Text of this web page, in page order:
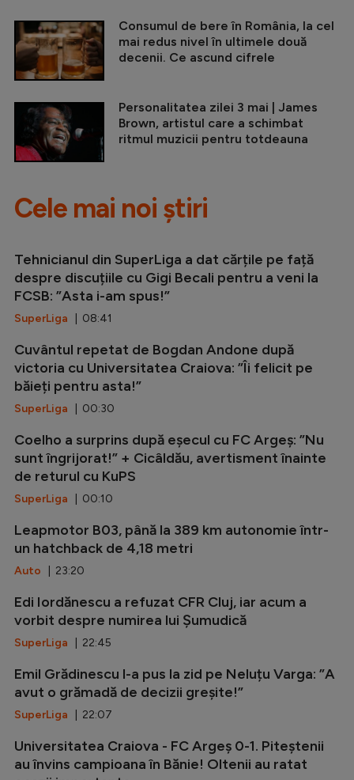
Consumul de bere în România, la cel
mai redus nivel în ultimele două
decenii. Ce ascund cifrele
Personalitatea zilei 3 mai | James
Brown, artistul care a schimbat
ritmul muzicii pentru totdeauna
Cele mai noi știri
Tehnicianul din SuperLiga a dat cărțile pe față
despre discuțiile cu Gigi Becali pentru a veni la
FCSB: ”Asta i-am spus!”
SuperLiga | 08:41
Cuvântul repetat de Bogdan Andone după
victoria cu Universitatea Craiova: ”Îi felicit pe
băieți pentru asta!”
SuperLiga | 00:30
Coelho a surprins după eșecul cu FC Argeș: ”Nu
sunt îngrijorat!” + Cicâldău, avertisment înainte
de returul cu KuPS
SuperLiga | 00:10
Leapmotor B03, până la 389 km autonomie într-
un hatchback de 4,18 metri
Auto | 23:20
Edi Iordănescu a refuzat CFR Cluj, iar acum a
vorbit despre numirea lui Șumudică
SuperLiga | 22:45
Emil Grădinescu l-a pus la zid pe Neluțu Varga: ”A
avut o grămadă de decizii greșite!”
SuperLiga | 22:07
Universitatea Craiova - FC Argeș 0-1. Piteștenii
au învins campioana în Bănie! Oltenii au ratat